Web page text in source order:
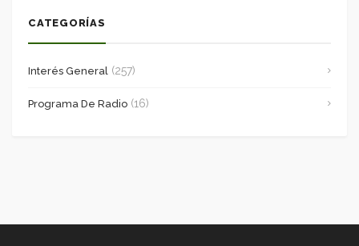
CATEGORÍAS
Interés General (257)
Programa De Radio (16)